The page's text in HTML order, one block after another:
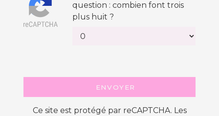
question : combien font trois
plus huit ?
ENVOYER
Ce site est protégé par reCAPTCHA. Les